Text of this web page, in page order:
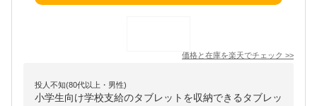
価格と在庫を楽天でチェック >>
投人不知(80代以上・男性)
小学生向け学校支給のタブレットを収納できるタブレッ